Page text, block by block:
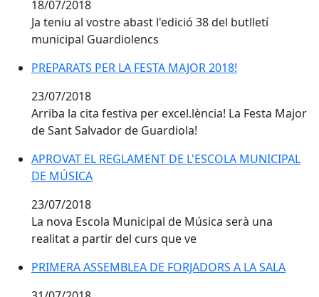
18/07/2018
Ja teniu al vostre abast l'edició 38 del butlletí
municipal Guardiolencs
PREPARATS PER LA FESTA MAJOR 2018!
PREPARATS PER LA FESTA MAJOR 2018!
23/07/2018
Arriba la cita festiva per excel.lència! La Festa Major
de Sant Salvador de Guardiola!
APROVAT EL REGLAMENT DE L'ESCOLA MUNICIPAL
APROVAT EL REGLAMENT DE L'ESCOLA MUNICIPAL
DE MÚSICA
23/07/2018
La nova Escola Municipal de Música serà una
realitat a partir del curs que ve
PRIMERA ASSEMBLEA DE FORJADORS A LA SALA
PRIMERA ASSEMBLEA DE FORJADORS A LA SALA